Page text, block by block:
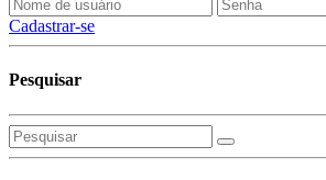
Cadastrar-se
Pesquisar